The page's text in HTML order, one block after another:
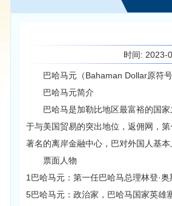
时间: 2023-
巴哈马元（Bahaman Dollar原符号
巴哈马元简介
巴哈马是加勒比地区最富裕的国家
于与美国贸易的突出地位，返佣网，
著名的离岸金融中心，巴对外国人基
票面人物
1巴哈马元：第一任巴哈马总理林登·奥
5巴哈马元：政治家，巴哈马国家英雄